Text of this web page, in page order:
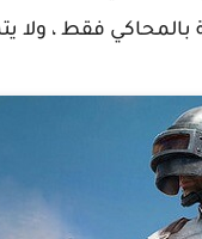
فقط ، ولا